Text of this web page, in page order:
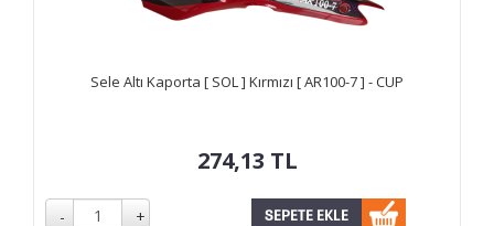
Sele Altı Kaporta [ SOL ] Kırmızı [ AR100-7 ] - CUP
274,13 TL